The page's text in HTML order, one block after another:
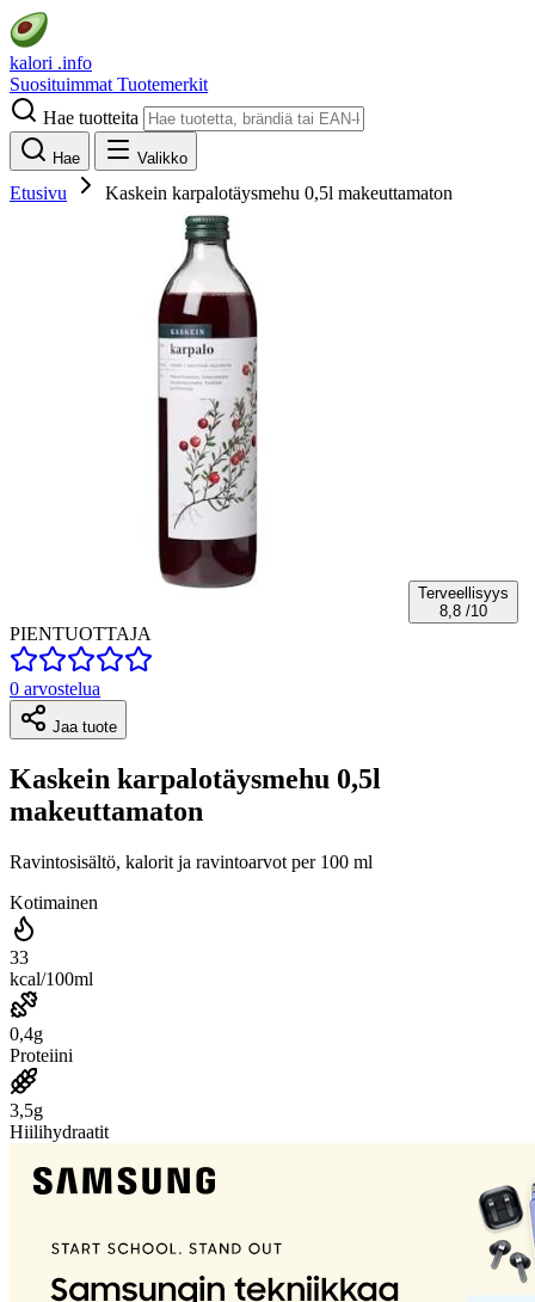
kalori .info
Suosituimmat Tuotemerkit
Hae tuotteita
Hae Valikko
Etusivu Kaskein karpalotäysmehu 0,5l makeuttamaton
Terveellisyys
8,8 /10
PIENTUOTTAJA
0 arvostelua
Jaa tuote
Kaskein karpalotäysmehu 0,5l
makeuttamaton
Ravintosisältö, kalorit ja ravintoarvot per 100 ml
Kotimainen
33
kcal/100ml
0,4g
Proteiini
3,5g
Hiilihydraatit